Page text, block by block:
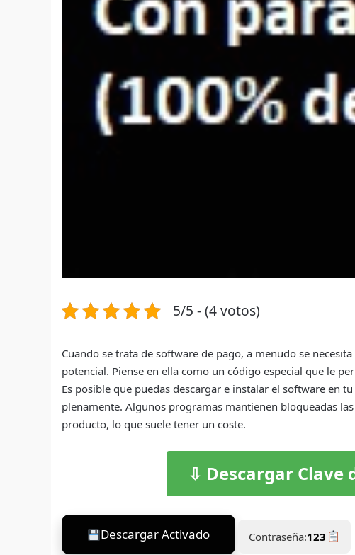
5/5 - (4 votos)
Cuando se trata de software de pago, a menudo se
potencial. Piense en ella como un código especial que le
Es posible que puedas descargar e instalar el software en
plenamente. Algunos programas mantienen bloqueadas
producto, lo que suele tener un coste.
⇩ Descargar Clave
Descargar Activado Contraseña:123